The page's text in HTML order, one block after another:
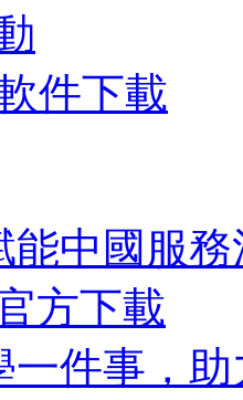
件下載
能中國服
方下載
一件事，